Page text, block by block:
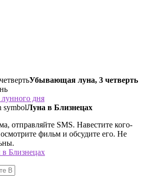
Убывающая луна, 3 четверть
дня
Луна в Близнецах
отправляйте SMS. Навестите кого-
фильм и обсудите его. Не
Близнецах